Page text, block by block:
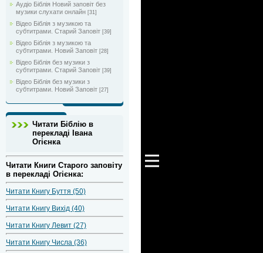
Аудіо Біблія Новий заповіт без
музики слухати онлайн [31]
Відео Біблія з музикою та
субтитрами. Старий Заповіт [39]
Відео Біблія з музикою та
субтитрами. Новий Заповіт [28]
Відео Біблія без музики з
субтитрами. Старий Заповіт [39]
Відео Біблія без музики з
субтитрами. Новий Заповіт [27]
Читати Біблію в
перекладі Івана
Огієнка
Читати Книги Старого заповіту
в перекладі Огієнка:
Читати Книгу Буття (50)
Читати Книгу Вихід (40)
Читати Книгу Левит (27)
Читати Книгу Числа (36)